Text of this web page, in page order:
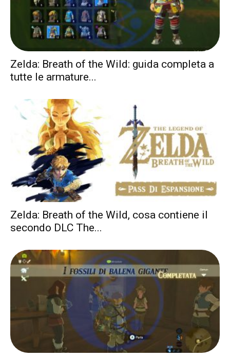
Zelda: Breath of the Wild: guida completa a
tutte le armature...
Zelda: Breath of the Wild, cosa contiene il
secondo DLC The...